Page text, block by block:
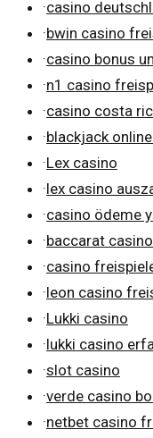
·casino
·bwin casino
·casino bonus
·n1 casino
·casino costa
·blackjack
·Lex casino
·lex casino
·casino ödeme
·baccarat
·casino
·leon casino
·Lukki casino
·lukki casino
·slot casino
·verde casino
·netbet casino